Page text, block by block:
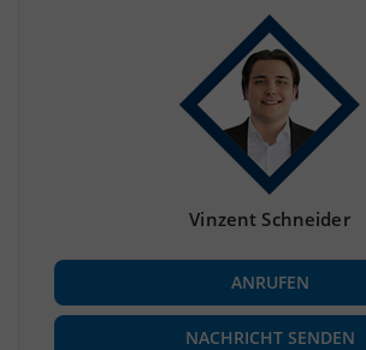
(Landkreis / Kreisfreie Stadt)
BESCHÄFTIGUNG
Beschäftigte
(Landkreis / Kreisfreie Stadt)
Vinzent Schneider
ANRUFEN
NACHRICHT SENDEN